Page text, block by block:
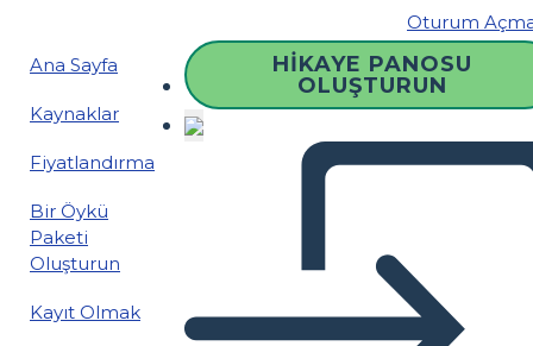
Oturum
Ana Sayfa
Kaynaklar
Fiyatlandırma
Bir Öykü
Paketi
Oluşturun
Kayıt Olmak
HIKAYE PANOSU
OLUŞTURUN